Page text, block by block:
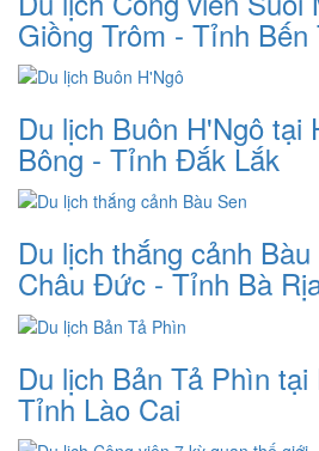
Giồng Trôm - Tỉnh Bến
Du lịch Buôn H'Ngô tại
Bông - Tỉnh Đắk Lắk
Du lịch thắng cảnh
Châu Đức - Tỉnh Bà
Du lịch Bản Tả Phìn tại
Tỉnh Lào Cai